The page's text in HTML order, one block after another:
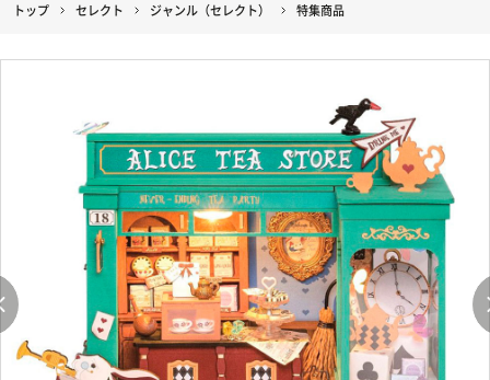
トップ
セレクト ジャンル（セレクト） 特集商品